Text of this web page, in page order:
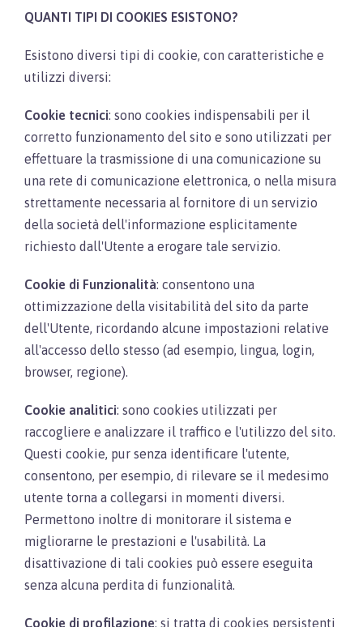
QUANTI TIPI DI COOKIES ESISTONO?
Esistono diversi tipi di cookie, con caratteristiche e
utilizzi diversi:
Cookie tecnici: sono cookies indispensabili per il
corretto funzionamento del sito e sono utilizzati per
effettuare la trasmissione di una comunicazione su
una rete di comunicazione elettronica, o nella misura
strettamente necessaria al fornitore di un servizio
della società dell'informazione esplicitamente
richiesto dall'Utente a erogare tale servizio.
Cookie di Funzionalità: consentono una
ottimizzazione della visitabilità del sito da parte
dell'Utente, ricordando alcune impostazioni relative
all'accesso dello stesso (ad esempio, lingua, login,
browser, regione).
Cookie analitici: sono cookies utilizzati per
raccogliere e analizzare il traffico e l'utilizzo del sito.
Questi cookie, pur senza identificare l'utente,
consentono, per esempio, di rilevare se il medesimo
utente torna a collegarsi in momenti diversi.
Permettono inoltre di monitorare il sistema e
migliorarne le prestazioni e l'usabilità. La
disattivazione di tali cookies può essere eseguita
senza alcuna perdita di funzionalità.
Cookie di profilazione: si tratta di cookies persistenti